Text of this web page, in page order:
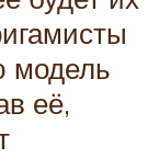
модель
её,